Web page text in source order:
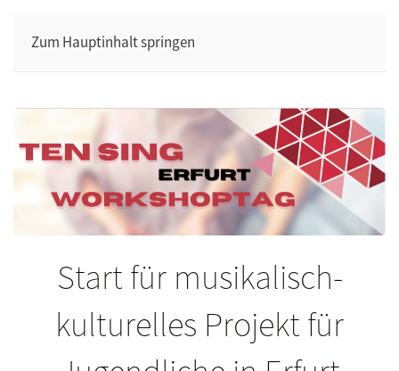
Zum Hauptinhalt springen
Start für musikalisch-
kulturelles Projekt für